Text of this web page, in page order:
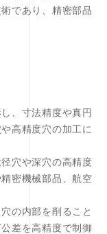
であり、精密部品
、寸法精度や真円
高精度穴の加工に
穴や深穴の高精度
密機械部品、航空
の内部を削ること
差を高精度で制御